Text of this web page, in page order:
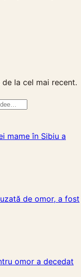
la cel mai recent.
mame în Sibiu a
de omor, a fost
omor a decedat